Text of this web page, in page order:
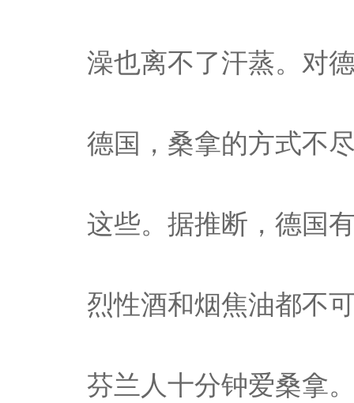
澡也离不了汗蒸。对
德国，桑拿的方式不
这些。据推断，德国
烈性酒和烟焦油都不
芬兰人十分钟爱桑拿